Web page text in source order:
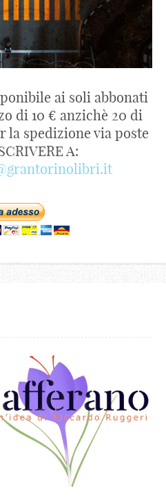
ai soli abbonati
di 10 € anzichè 20 di
la spedizione via poste
A: